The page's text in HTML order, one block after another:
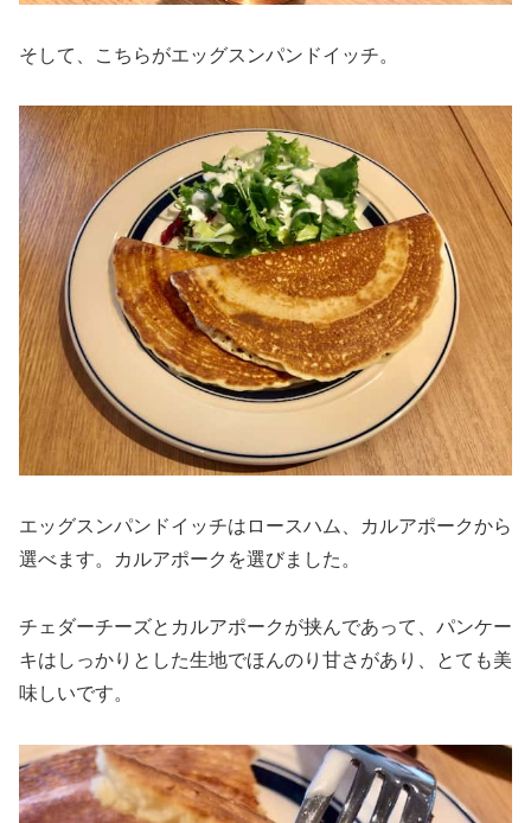
そして、こちらがエッグスンパンドイッチ。
エッグスンパンドイッチはロースハム、カルアポークから
選べます。カルアポークを選びました。
チェダーチーズとカルアポークが挟んであって、パンケー
キはしっかりとした生地でほんのり甘さがあり、とても美
味しいです。